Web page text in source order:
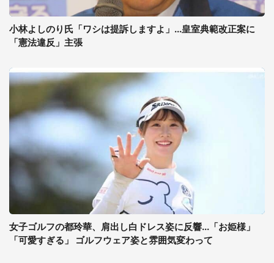
小林よしのり氏「ワシは提訴しますよ」...皇室典範改正案に
「憲法違反」主張
女子ゴルフの都玲華、肩出し白ドレス姿に反響...「お姫様」
「可愛すぎる」 ゴルフウェア姿と雰囲気変わって